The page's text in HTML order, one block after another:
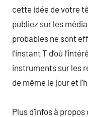
cette idée de votre
publiez sur les
probables ne sont
l’instant T d’où
instruments sur les
de même le jour et
Plus d’infos à propos